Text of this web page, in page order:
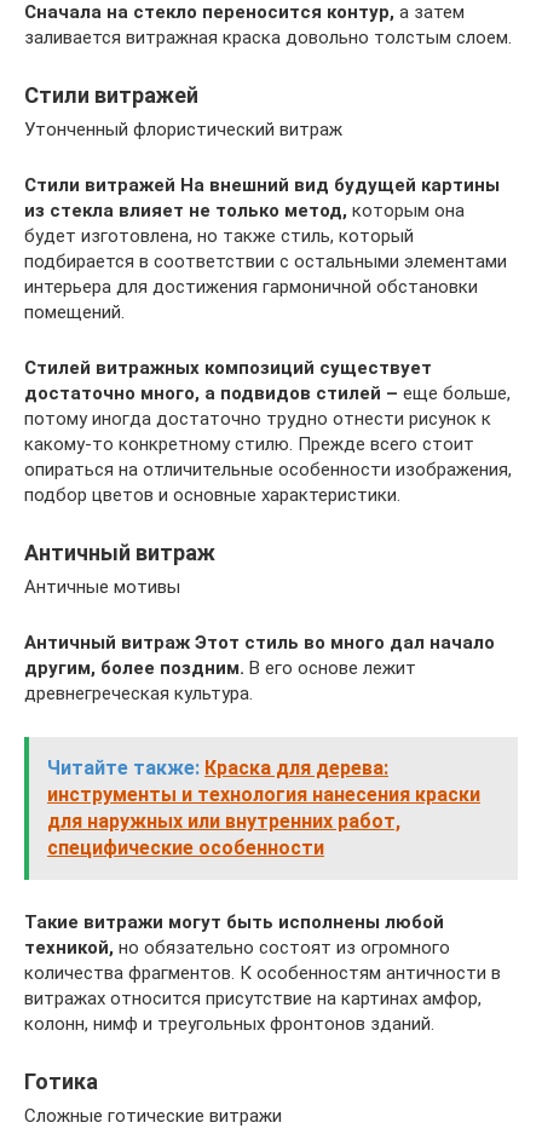
Сначала на стекло переносится контур, а затем
заливается витражная краска довольно толстым слоем.
Стили витражей
Утонченный флористический витраж
Стили витражей На внешний вид будущей картины
из стекла влияет не только метод, которым она
будет изготовлена, но также стиль, который
подбирается в соответствии с остальными элементами
интерьера для достижения гармоничной обстановки
помещений.
Стилей витражных композиций существует
достаточно много, а подвидов стилей – еще больше,
потому иногда достаточно трудно отнести рисунок к
какому-то конкретному стилю. Прежде всего стоит
опираться на отличительные особенности изображения,
подбор цветов и основные характеристики.
Античный витраж
Античные мотивы
Античный витраж Этот стиль во много дал начало
другим, более поздним. В его основе лежит
древнегреческая культура.
Читайте также: Краска для дерева:
инструменты и технология нанесения краски
для наружных или внутренних работ,
специфические особенности
Такие витражи могут быть исполнены любой
техникой, но обязательно состоят из огромного
количества фрагментов. К особенностям античности в
витражах относится присутствие на картинах амфор,
колонн, нимф и треугольных фронтонов зданий.
Готика
Сложные готические витражи